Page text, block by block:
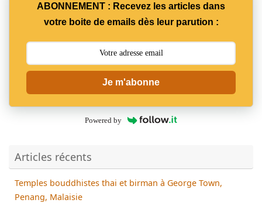
ABONNEMENT : Recevez les articles dans
votre boite de emails dès leur parution :
Je m'abonne
Powered by
Articles récents
Temples bouddhistes thai et birman à George Town,
Penang, Malaisie